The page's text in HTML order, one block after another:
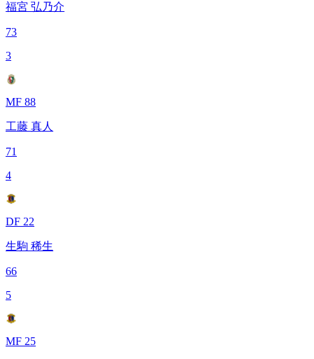
福宮 弘乃介
73
3
MF 88
工藤 真人
71
4
DF 22
生駒 稀生
66
5
MF 25